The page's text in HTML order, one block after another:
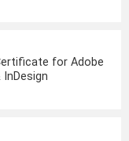
for Adobe